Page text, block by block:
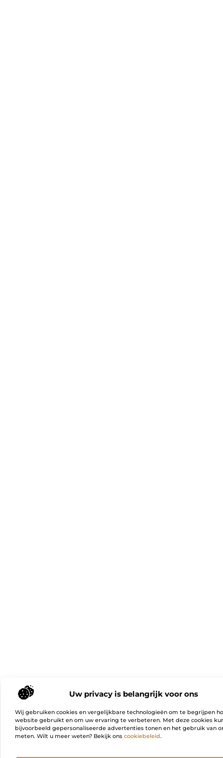
Uw privacy is belangrijk voor ons
Wij gebruiken cookies en vergelijkbare technologieën om te begrijpen
website gebruikt en om uw ervaring te verbeteren. Met deze cookies
bijvoorbeeld gepersonaliseerde advertenties tonen en het gebruik van
meten. Wilt u meer weten? Bekijk ons cookiebeleid.